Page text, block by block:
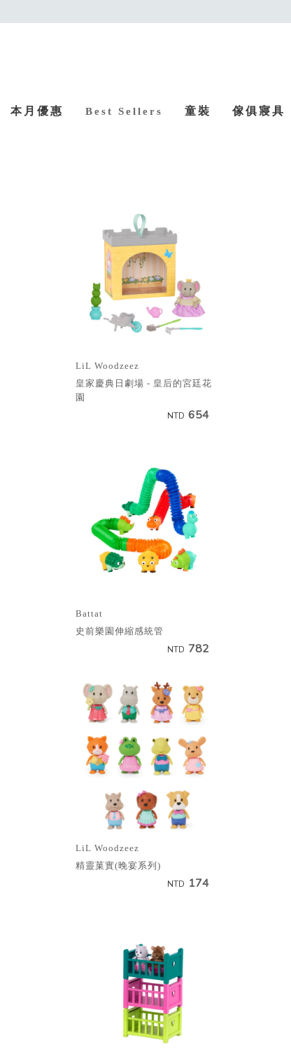
本月優惠 Best Sellers 童裝 傢俱寢具
LiL Woodzeez
皇家慶典日劇場 - 皇后的宮廷花
園
NTD 654
Battat
史前樂園伸縮感統管
NTD 782
LiL Woodzeez
精靈菓實(晚宴系列)
NTD 174